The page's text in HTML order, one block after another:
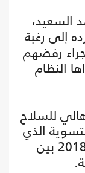
السعيد،
إلى رغبة
جراء رفضهم
النظام
الأهالي للسلاح
الذي
تم التوصل إليه في صيف العام 2018 بين